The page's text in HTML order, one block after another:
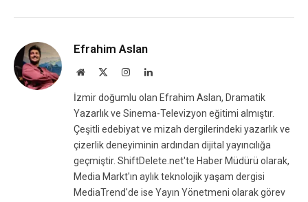
Efrahim Aslan
Website InstagramLinkedIn
İzmir doğumlu olan Efrahim Aslan, Dramatik
Yazarlık ve Sinema-Televizyon eğitimi almıştır.
Çeşitli edebiyat ve mizah dergilerindeki yazarlık ve
çizerlik deneyiminin ardından dijital yayıncılığa
geçmiştir. ShiftDelete.net'te Haber Müdürü olarak,
Media Markt'ın aylık teknolojik yaşam dergisi
MediaTrend'de ise Yayın Yönetmeni olarak görev